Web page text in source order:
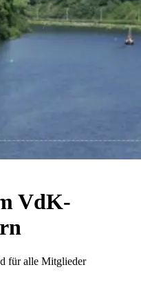
VdK-
für alle Mitglieder